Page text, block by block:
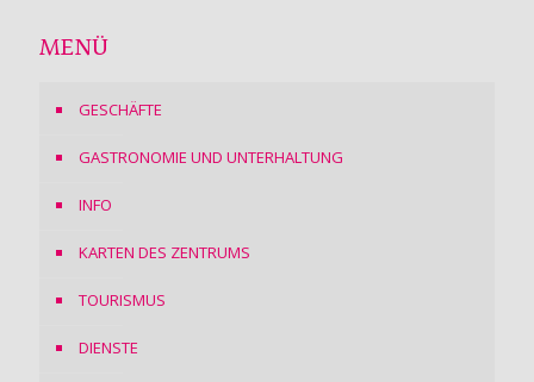
MENÜ
GESCHÄFTE
GASTRONOMIE UND UNTERHALTUNG
INFO
KARTEN DES ZENTRUMS
TOURISMUS
DIENSTE